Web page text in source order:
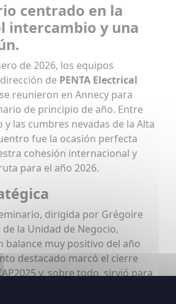
centrado en la
intercambio y una
de 2026, los equipos
de PENTA Electrical
se reunieron en Annecy para
de principio de año. Entre
y las cumbres nevadas de la Alta
fue la ocasión perfecta
cohesión internacional y
para el año 2026.
dirigida por Grégoire
la Unidad de Negocio,
balance muy positivo del año
destacado marcó el cierre
y, sobre todo, sirvió para